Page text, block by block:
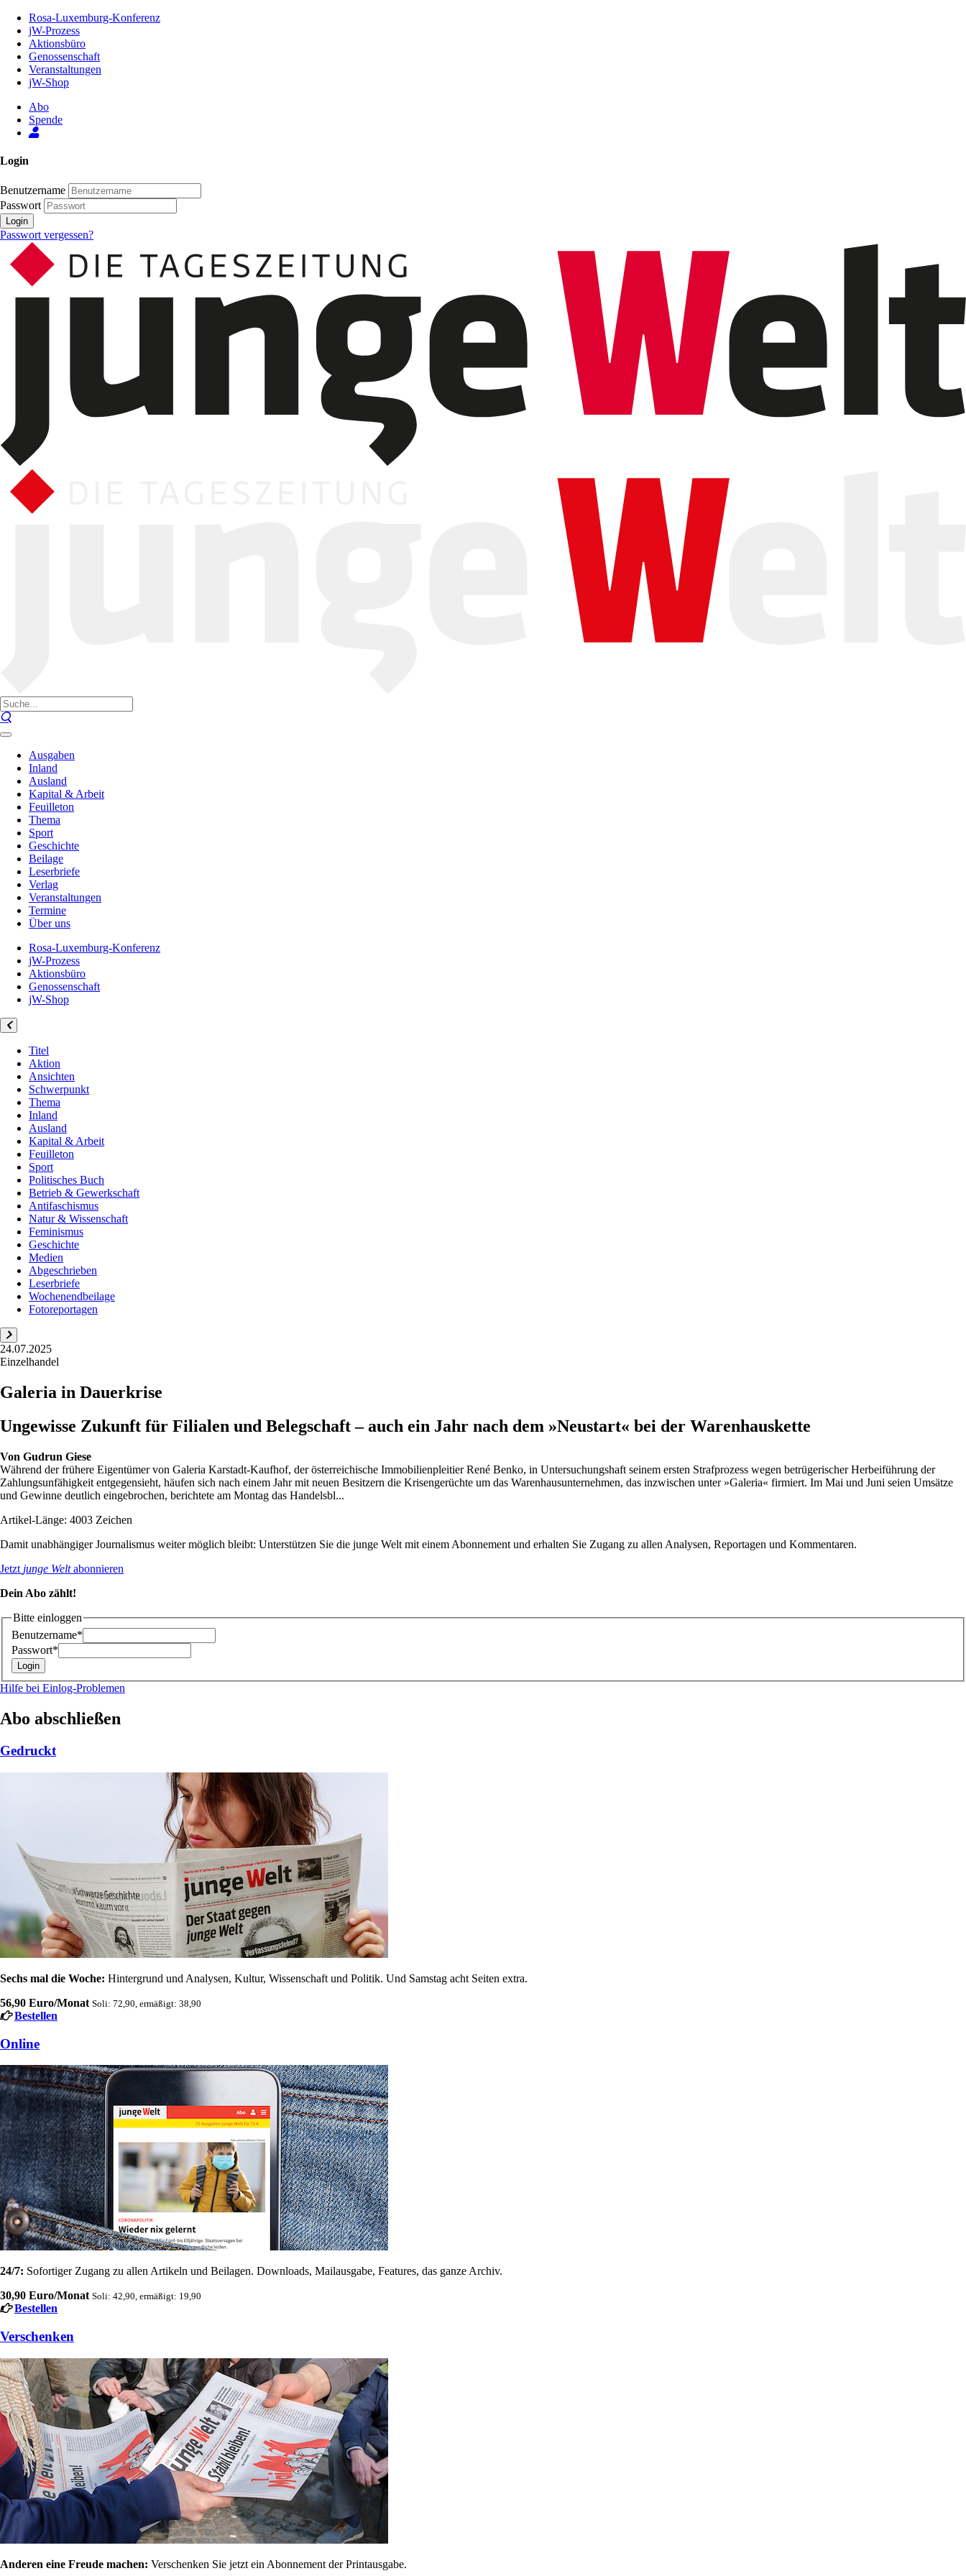
Inhalt
Seite
Rosa-Luxemburg-Konferenz
jW-Prozess
Aktionsbüro
Genossenschaft
Veranstaltungen
jW-Shop
Abo
Spende
Login
Benutzername
Passwort
Login
Passwort vergessen?
Ausgaben
Inland
Ausland
Kapital & Arbeit
Feuilleton
Thema
Sport
Geschichte
Beilage
Leserbriefe
Verlag
Veranstaltungen
Termine
Über uns
Rosa-Luxemburg-Konferenz
jW-Prozess
Aktionsbüro
Genossenschaft
jW-Shop
Titel
Aktion
Ansichten
Schwerpunkt
Thema
Inland
Ausland
Kapital & Arbeit
Feuilleton
Sport
Politisches Buch
Betrieb & Gewerkschaft
Antifaschismus
Natur & Wissenschaft
Feminismus
Geschichte
Medien
Abgeschrieben
Leserbriefe
Wochenendbeilage
Fotoreportagen
24.07.2025
Einzelhandel
Galeria in Dauerkrise
Ungewisse Zukunft für Filialen und Belegschaft – auch ein Jahr nach dem »Neustart« bei der Warenhauskette
Von Gudrun Giese
Während der frühere Eigentümer von Galeria Karstadt-Kaufhof, der österreichische Immobilienpleitier René Benko, in Untersuchungshaft seinem ersten Strafprozess wegen betrügerischer Herbeiführung der
Zahlungsunfähigkeit entgegensieht, häufen sich nach einem Jahr mit neuen Besitzern die Krisengerüchte um das Warenhausunternehmen, das inzwischen unter »Galeria« firmiert. Im Mai und Juni seien Umsätze
und Gewinne deutlich eingebrochen, berichtete am Montag das Handelsbl...
Artikel-Länge: 4003 Zeichen
Damit unabhängiger Journalismus weiter möglich bleibt: Unterstützen Sie die junge Welt mit einem Abonnement und erhalten Sie Zugang zu allen Analysen, Reportagen und Kommentaren.
Jetzt junge Weltabonnieren
Dein Abo zählt!
Bitte einloggen
Benutzername*
Passwort*
Hilfe bei Einlog-Problemen
Abo abschließen
Gedruckt
Sechs mal die Woche: Hintergrund und Analysen, Kultur, Wissenschaft und Politik. Und Samstag acht Seiten extra.
56,90 Euro/Monat Soli: 72,90, ermäßigt: 38,90
Bestellen
Online
24/7: Sofortiger Zugang zu allen Artikeln und Beilagen. Downloads, Mailausgabe, Features, das ganze Archiv.
30,90 Euro/Monat Soli: 42,90, ermäßigt: 19,90
Bestellen
Verschenken
Anderen eine Freude machen: Verschenken Sie jetzt ein Abonnement der Printausgabe.